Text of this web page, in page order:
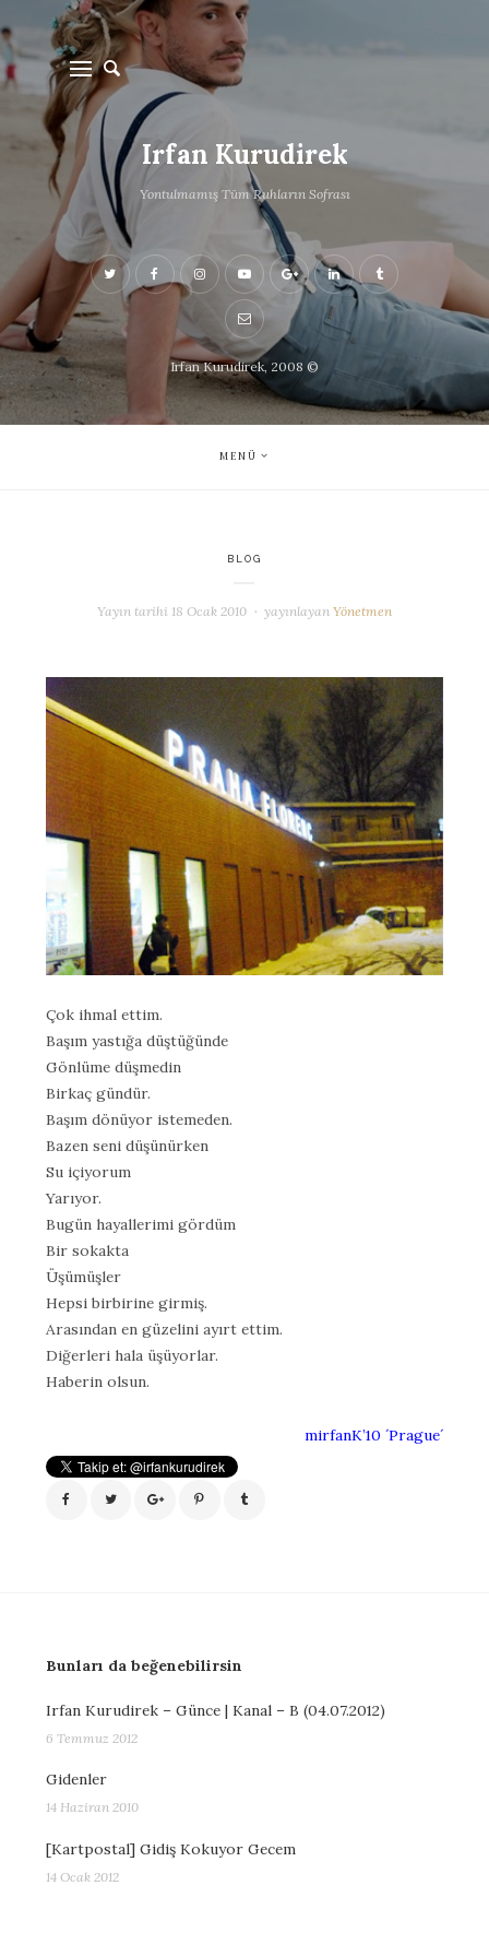
Irfan Kurudirek
Yontulmamış Tüm Ruhların Sofrası
Irfan Kurudirek, 2008 ©
MENÜ
BLOG
Yayın tarihi 18 Ocak 2010 yayınlayanYönetmen
Çok ihmal ettim.
Başım yastığa düştüğünde
Gönlüme düşmedin
Birkaç gündür.
Başım dönüyor istemeden.
Bazen seni düşünürken
Su içiyorum
Yarıyor.
Bugün hayallerimi gördüm
Bir sokakta
Üşümüşler
Hepsi birbirine girmiş.
Arasından en güzelini ayırt ettim.
Diğerleri hala üşüyorlar.
Haberin olsun.
mirfanK’10 ´Prague´
Bunları da beğenebilirsin
Irfan Kurudirek – Günce | Kanal – B (04.07.2012)
6 Temmuz 2012
Gidenler
14 Haziran 2010
[Kartpostal] Gidiş Kokuyor Gecem
14 Ocak 2012